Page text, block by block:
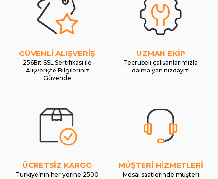
GÜVENLİ ALIŞVERİŞ
256Bit SSL Sertifikası ile
Alışverişte Bilgileriniz
Güvende
UZMAN EKİP
Tecrübeli çalışanlarımızla
daima yanınızdayız!
ÜCRETSİZ KARGO
Türkiye’nin her yerine 2500
MÜŞTERİ HİZMETLERİ
Mesai saatlerinde müşteri